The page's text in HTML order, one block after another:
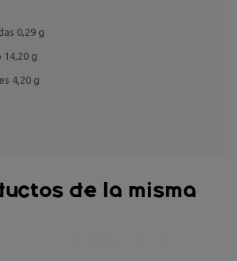
0,29 g
g
4,20 g
de la misma